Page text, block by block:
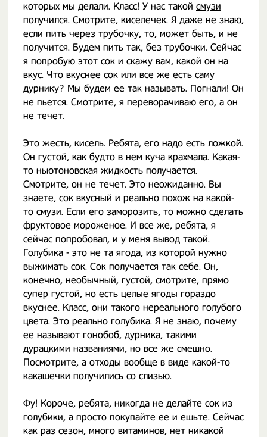
которых мы делали. Класс! У нас такой смузи
получился. Смотрите, киселечек. Я даже не знаю,
если пить через трубочку, то, может быть, и не
получится. Будем пить так, без трубочки. Сейчас
я попробую этот сок и скажу вам, какой он на
вкус. Что вкуснее сок или все же есть саму
дурнику? Мы будем ее так называть. Погнали! Он
не пьется. Смотрите, я переворачиваю его, а он
не течет.
Это жесть, кисель. Ребята, его надо есть ложкой.
Он густой, как будто в нем куча крахмала. Какая-
то ньютоновская жидкость получается.
Смотрите, он не течет. Это неожиданно. Вы
знаете, сок вкусный и реально похож на какой-
то смузи. Если его заморозить, то можно сделать
фруктовое мороженое. И все же, ребята, я
сейчас попробовал, и у меня вывод такой.
Голубика - это не та ягода, из которой нужно
выжимать сок. Сок получается так себе. Он,
конечно, необычный, густой, смотрите, прямо
супер густой, но есть целые ягоды гораздо
вкуснее. Класс, они такого нереального голубого
цвета. Это реально голубика. Я не знаю, почему
ее называют гонобоб, дурника, такими
дурацкими названиями, но все же смешно.
Посмотрите, а отходы вообще в виде какой-то
какашечки получились со слизью.
Фу! Короче, ребята, никогда не делайте сок из
голубики, а просто покупайте ее и ешьте. Сейчас
как раз сезон, много витаминов, нет никакой